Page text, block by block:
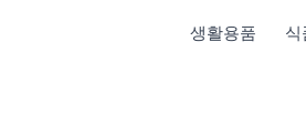
생활용품 식